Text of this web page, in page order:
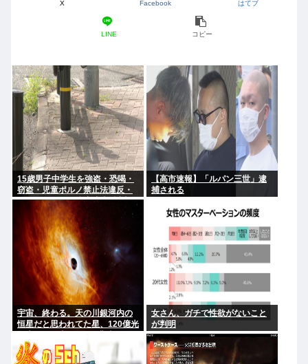
X Facebook はてブ
LINE コピー
15歳男子中学生を強盗・恐喝・
窃盗・児童ポルノ禁止法違反・
リベンジポルノ防止法違反容疑
で逮捕
【高市速報】「ルパン三世」逮
捕される
宇宙、終わる。天の川銀河内の
恒星だと思われてた星、120億光
星だと判明。
女さん、ガチで性欲がないこと
が判明